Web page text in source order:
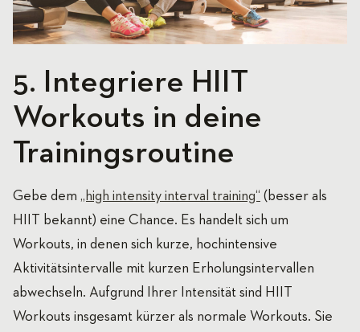
5. Integriere HIIT
Workouts in deine
Trainingsroutine
Gebe dem „high intensity interval training“ (besser als
HIIT bekannt) eine Chance. Es handelt sich um
Workouts, in denen sich kurze, hochintensive
Aktivitätsintervalle mit kurzen Erholungsintervallen
abwechseln. Aufgrund Ihrer Intensität sind HIIT
Workouts insgesamt kürzer als normale Workouts. Sie